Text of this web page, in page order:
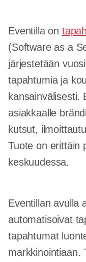
Eventilla on
(Software as a
järjestetään
tapahtumia ja
kansainvälisesti.
asiakkaalle
kutsut,
Tuote on erittäin
keskuudessa.
Eventillan avulla
automatisoivat
tapahtumat
markkinointiaan.